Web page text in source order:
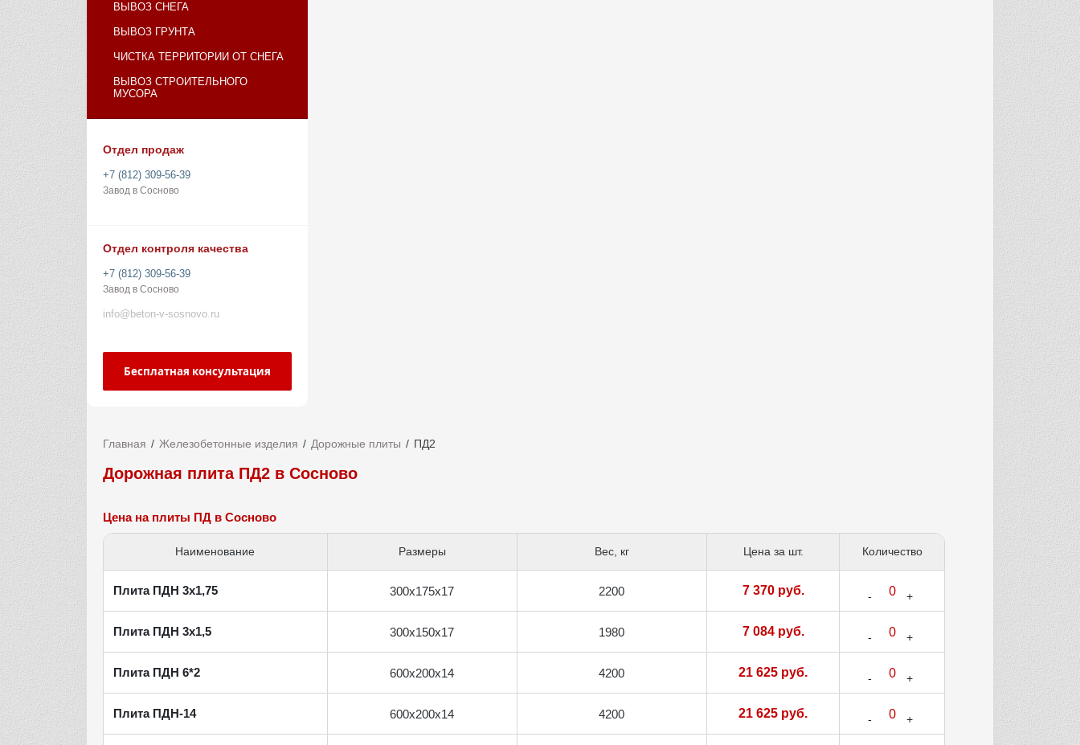
ВЫВОЗ СНЕГА
ВЫВОЗ ГРУНТА
ЧИСТКА ТЕРРИТОРИИ ОТ СНЕГА
ВЫВОЗ СТРОИТЕЛЬНОГО
МУСОРА
Отдел продаж
+7 (812) 309-56-39
Завод в Сосново
Отдел контроля качества
+7 (812) 309-56-39
Завод в Сосново
info@beton-v-sosnovo.ru
Бесплатная консультация
Главная Железобетонные изделия Дорожные плиты ПД2
Дорожная плита ПД2 в Сосново
Цена на плиты ПД в Сосново
Наименование Размеры Вес, кг Цена за шт. Количество
Плита ПДН 3х1,75 300x175x17 2200 7 370 руб.
Плита ПДН 3х1,5 300x150x17 1980 7 084 руб.
Плита ПДН 6*2 600x200x14 4200 21 625 руб.
Плита ПДН-14 600x200x14 4200 21 625 руб.